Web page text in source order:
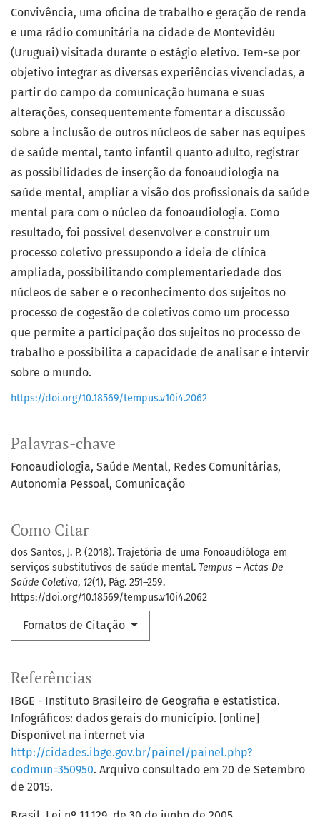
Palavras-chave
Fonoaudiologia Saúde Mental Redes Comunitárias
Autonomia Pessoal Comunicação
Como Citar
dos Santos, J. P. (2018). Trajetória de uma Fonoaudióloga em
serviços substitutivos de saúde mental. Tempus – Actas De
Saúde Coletiva, 12(1), Pág. 251–259.
https://doi.org/10.18569/tempus.v10i4.2062
Fomatos de Citação
Convivência, uma oficina de trabalho e geração de renda
e uma rádio comunitária na cidade de Montevidéu
(Uruguai) visitada durante o estágio eletivo. Tem-se por
objetivo integrar as diversas experiências vivenciadas, a
partir do campo da comunicação humana e suas
alterações, consequentemente fomentar a discussão
sobre a inclusão de outros núcleos de saber nas equipes
de saúde mental, tanto infantil quanto adulto, registrar
as possibilidades de inserção da fonoaudiologia na
saúde mental, ampliar a visão dos profissionais da saúde
mental para com o núcleo da fonoaudiologia. Como
resultado, foi possível desenvolver e construir um
processo coletivo pressupondo a ideia de clínica
ampliada, possibilitando complementariedade dos
núcleos de saber e o reconhecimento dos sujeitos no
processo de cogestão de coletivos como um processo
que permite a participação dos sujeitos no processo de
trabalho e possibilita a capacidade de analisar e intervir
sobre o mundo.
https://doi.org/10.18569/tempus.v10i4.2062
Referências
IBGE - Instituto Brasileiro de Geografia e estatística.
Infográficos: dados gerais do município. [online]
Disponível na internet via
http://cidades.ibge.gov.br/painel/painel.php?
codmun=350950. Arquivo consultado em 20 de Setembro
de 2015.